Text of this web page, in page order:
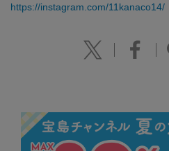
https://instagram.com/11kanaco14/